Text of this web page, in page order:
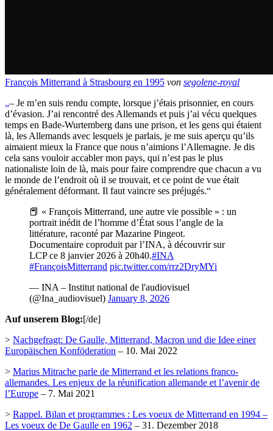
François Mitterrand à Strasbourg en 1995 von segolene-royal
„– Je m’en suis rendu compte, lorsque j’étais prisonnier, en cours
d’évasion. J’ai rencontré des Allemands et puis j’ai vécu quelques
temps en Bade-Wurtemberg dans une prison, et les gens qui étaient
là, les Allemands avec lesquels je parlais, je me suis aperçu qu’ils
aimaient mieux la France que nous n’aimions l’Allemagne. Je dis
cela sans vouloir accabler mon pays, qui n’est pas le plus
nationaliste loin de là, mais pour faire comprendre que chacun a vu
le monde de l’endroit où il se trouvait, et ce point de vue était
généralement déformant. Il faut vaincre ses préjugés.“
📕 « François Mitterrand, une autre vie possible » : un
portrait inédit de l’homme d’État sous l’angle de la
littérature, raconté par Mazarine Pingeot.
Documentaire coproduit par l’INA, à découvrir sur
LCP ce 8 janvier 2026 à 20h40.#INA
#FrançoisMitterrand pic.twitter.com/rrz2DryMYi
— INA – Institut national de l'audiovisuel
(@Ina_audiovisuel) January 8, 2026
Auf unserem Blog:[/de]
> Nachgefragt: De Gaulle, Mitterrand, Macron und die Idee einer
Europäischen Konföderation – 10. Mai 2022
> Marius Mitrache parle de Mitterrand et les relations franco-
allemandes. Les enjeux de la réunification allemande et l’avenir de
l’Europe – 7. Mai 2021
> Rappel. Bilan et programmes : Les voeux de Mitterrand en 1994 –
Les voeux de De Gaulle en 1962 – 31. Dezember 2018